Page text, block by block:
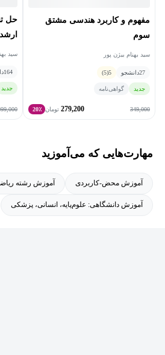
مفهوم و کاربرد هندسی مشتق
سوم
سید بهنام بیژن پور
27دانشجو 5
(5)
جدید گواهی‌نامه
349,000
279,200 تومان 20٪
حل
سید
164
جدید
مهارت‌هایی که می‌آموزید
آموزش محض-کاربردی آموزش رشته
آموزش دانشگاهی: علوم‌پایه، انسانی، پزشکی